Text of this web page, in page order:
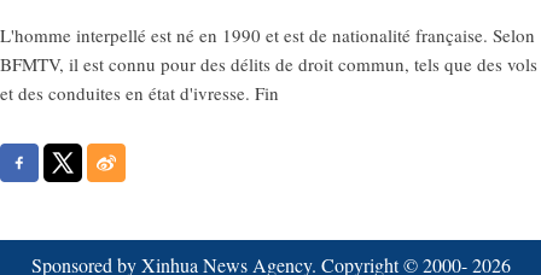
L'homme interpellé est né en 1990 et est de nationalité française. Selon
BFMTV, il est connu pour des délits de droit commun, tels que des vols
et des conduites en état d'ivresse. Fin
Sponsored by Xinhua News Agency. Copyright © 2000-2026